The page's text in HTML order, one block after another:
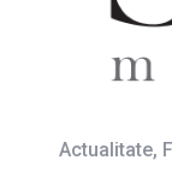
Actualitate,